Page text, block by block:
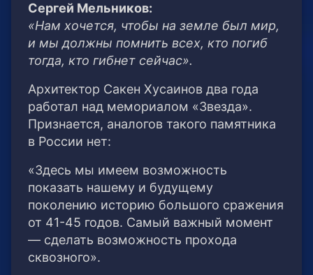
Сергей Мельников:
«Нам хочется, чтобы на земле был мир,
и мы должны помнить всех, кто погиб
тогда, кто гибнет сейчас».
Архитектор Сакен Хусаинов два года
работал над мемориалом «Звезда».
Признается, аналогов такого памятника
в России нет:
«Здесь мы имеем возможность
показать нашему и будущему
поколению историю большого сражения
от 41-45 годов. Самый важный момент
— сделать возможность прохода
сквозного».